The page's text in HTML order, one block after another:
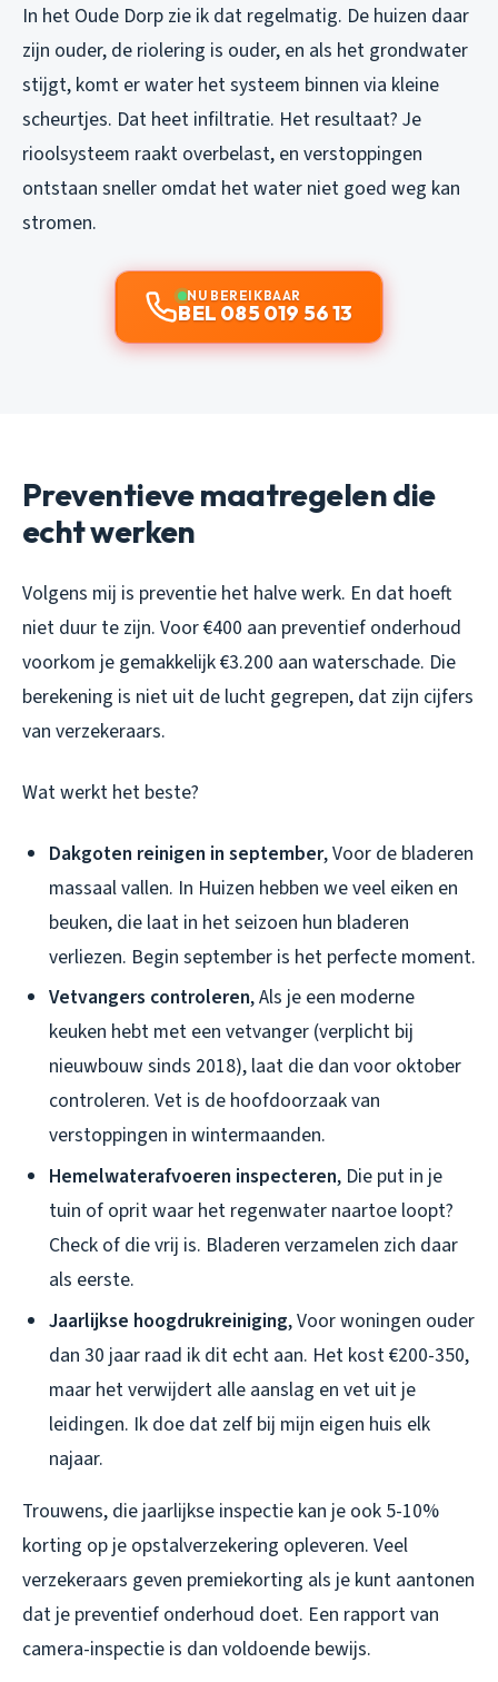
In het Oude Dorp zie ik dat regelmatig. De huizen daar
zijn ouder, de riolering is ouder, en als het grondwater
stijgt, komt er water het systeem binnen via kleine
scheurtjes. Dat heet infiltratie. Het resultaat? Je
rioolsysteem raakt overbelast, en verstoppingen
ontstaan sneller omdat het water niet goed weg kan
stromen.
NU BEREIKBAAR
BEL 085 019 56 13
Preventieve maatregelen die
echt werken
Volgens mij is preventie het halve werk. En dat hoeft
niet duur te zijn. Voor €400 aan preventief onderhoud
voorkom je gemakkelijk €3.200 aan waterschade. Die
berekening is niet uit de lucht gegrepen, dat zijn cijfers
van verzekeraars.
Wat werkt het beste?
Dakgoten reinigen in september, Voor de bladeren
massaal vallen. In Huizen hebben we veel eiken en
beuken, die laat in het seizoen hun bladeren
verliezen. Begin september is het perfecte moment.
Vetvangers controleren, Als je een moderne
keuken hebt met een vetvanger (verplicht bij
nieuwbouw sinds 2018), laat die dan voor oktober
controleren. Vet is de hoofdoorzaak van
verstoppingen in wintermaanden.
Hemelwaterafvoeren inspecteren, Die put in je
tuin of oprit waar het regenwater naartoe loopt?
Check of die vrij is. Bladeren verzamelen zich daar
als eerste.
Jaarlijkse hoogdrukreiniging, Voor woningen ouder
dan 30 jaar raad ik dit echt aan. Het kost €200-350,
maar het verwijdert alle aanslag en vet uit je
leidingen. Ik doe dat zelf bij mijn eigen huis elk
najaar.
Trouwens, die jaarlijkse inspectie kan je ook 5-10%
korting op je opstalverzekering opleveren. Veel
verzekeraars geven premiekorting als je kunt aantonen
dat je preventief onderhoud doet. Een rapport van
camera-inspectie is dan voldoende bewijs.